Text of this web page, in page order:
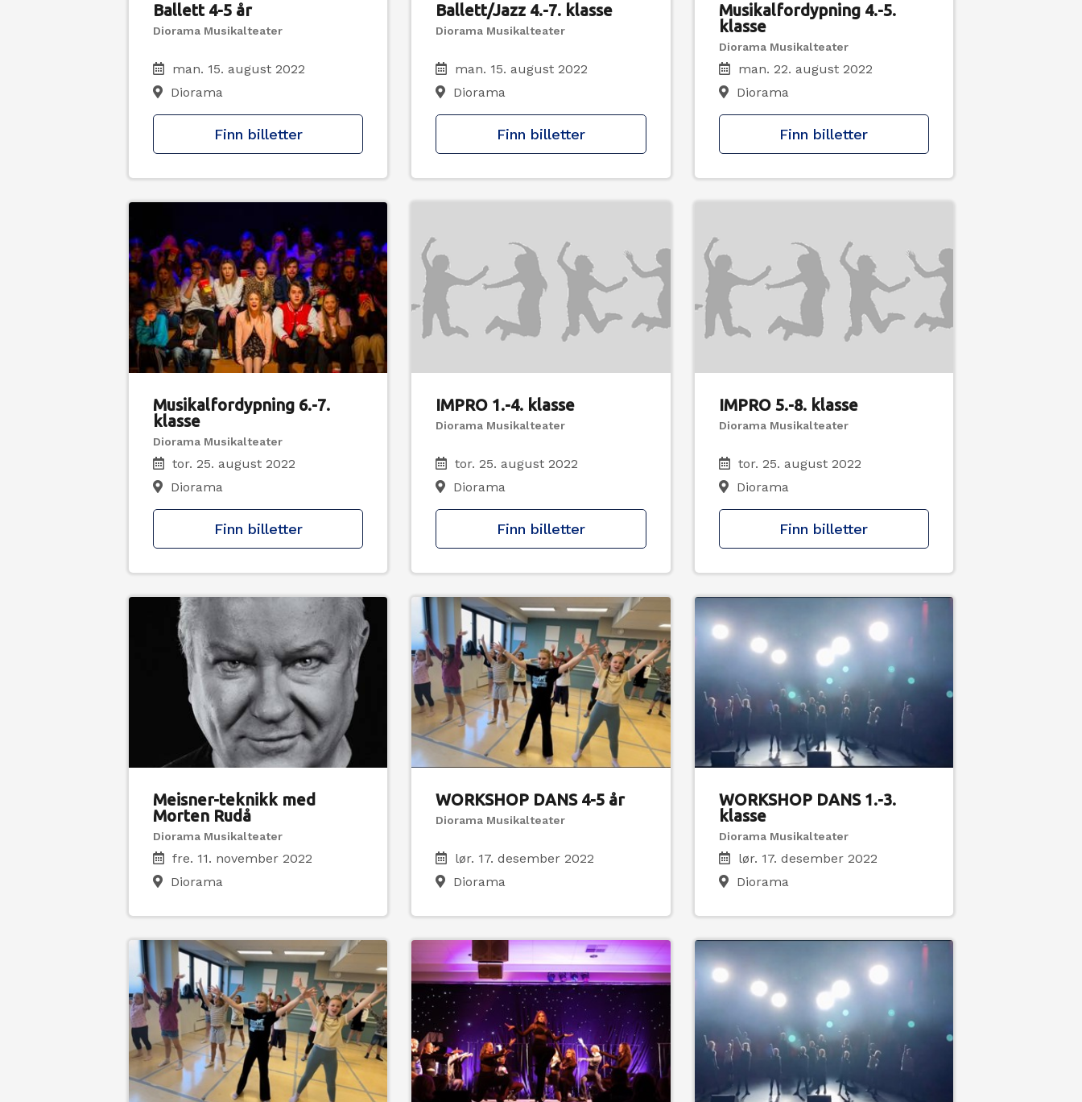
Ballett 4-5 år
Diorama Musikalteater
man. 15. august 2022
Diorama
Finn billetter
Ballett/Jazz 4.-7. klasse
Diorama Musikalteater
man. 15. august 2022
Diorama
Finn billetter
Musikalfordypning 4.-5.
klasse
Diorama Musikalteater
man. 22. august 2022
Diorama
Finn billetter
Musikalfordypning 6.-7.
klasse
Diorama Musikalteater
tor. 25. august 2022
Diorama
Finn billetter
IMPRO 1.-4. klasse
Diorama Musikalteater
tor. 25. august 2022
Diorama
Finn billetter
IMPRO 5.-8. klasse
Diorama Musikalteater
tor. 25. august 2022
Diorama
Finn billetter
Meisner-teknikk med
Morten Rudå
Diorama Musikalteater
fre. 11. november 2022
Diorama
WORKSHOP DANS 4-5 år
Diorama Musikalteater
lør. 17. desember 2022
Diorama
WORKSHOP DANS 1.-3.
klasse
Diorama Musikalteater
lør. 17. desember 2022
Diorama